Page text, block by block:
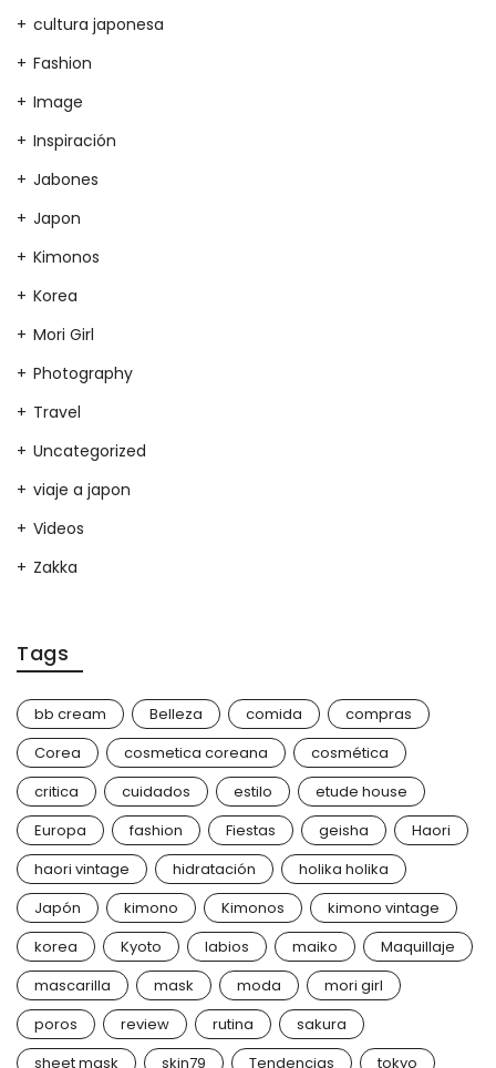
cultura japonesa
Fashion
Image
Inspiración
Jabones
Japon
Kimonos
Korea
Mori Girl
Photography
Travel
Uncategorized
viaje a japon
Videos
Zakka
Tags
bb cream Belleza comida
compras
Corea
cosmetica coreana
cosmética
critica
cuidados estilo
etude house
Europa
fashion Fiestas geisha
Haori
haori vintage
hidratación
holika holika
Japón
kimono Kimonos
kimono vintage
korea
Kyoto labios maiko
Maquillaje
mascarilla
mask moda
mori girl
poros
review rutina
sakura
sheet mask
skin79 Tendencias tokyo